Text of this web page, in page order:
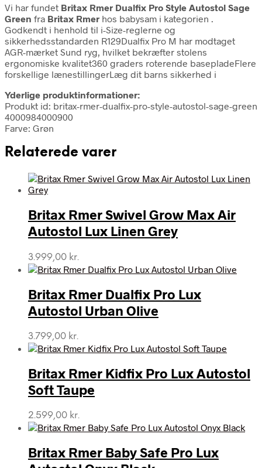
Vi har fundet Britax Rmer Dualfix Pro Style Autostol Sage
Green fra Britax Rmer hos babysam i kategorien .
Godkendt i henhold til i-Size-reglerne og
sikkerhedsstandarden R129Dualfix Pro M har modtaget
AGR-mærket Sund ryg, hvilket bekræfter stolens
ergonomiske kvalitet360 graders roterende basepladeFlere
forskellige lænestillingerLæg dit barns sikkerhed i
Yderlige produktinformationer:
Produkt id: britax-rmer-dualfix-pro-style-autostol-sage-green
4000984000900
Farve: Grøn
Relaterede varer
Britax Rmer Swivel Grow Max Air
Autostol Lux Linen Grey
3.999,00 kr.
Britax Rmer Dualfix Pro Lux
Autostol Urban Olive
3.799,00 kr.
Britax Rmer Kidfix Pro Lux Autostol
Soft Taupe
2.599,00 kr.
Britax Rmer Baby Safe Pro Lux